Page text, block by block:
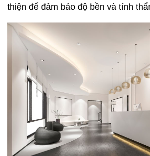
thiện để đảm bảo độ bền và tính